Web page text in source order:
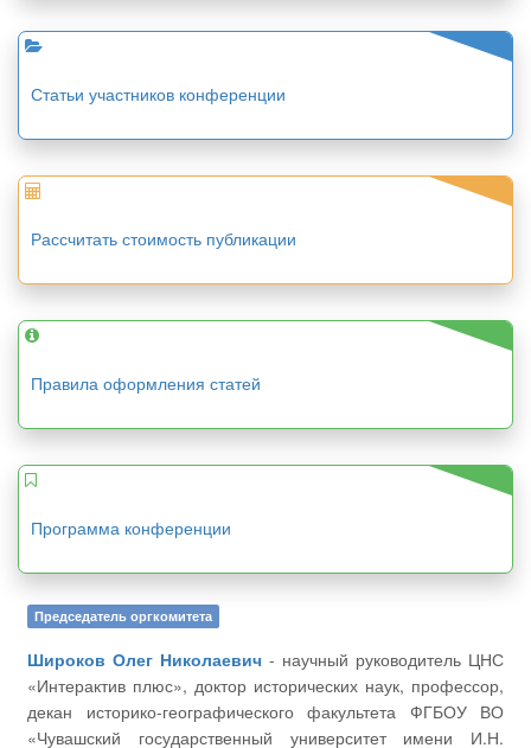
Статьи участников конференции
Рассчитать стоимость публикации
Правила оформления статей
Программа конференции
Председатель оргкомитета
Широков Олег Николаевич
«Интерактив плюс», доктор исторических наук, профессор,
декан историко-географического факультета ФГБОУ ВО
«Чувашский государственный университет имени И.Н.